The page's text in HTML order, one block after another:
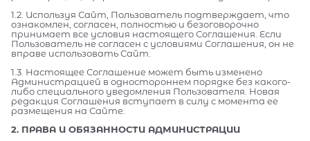
1.2. Используя Сайт, Пользователь подтверждает, что
ознакомлен, согласен, полностью и безоговорочно
принимает все условия настоящего Соглашения. Если
Пользователь не согласен с условиями Соглашения, он не
вправе использовать Сайт.
1.3. Настоящее Соглашение может быть изменено
Администрацией в одностороннем порядке без какого-
либо специального уведомления Пользователя. Новая
редакция Соглашения вступает в силу с момента ее
размещения на Сайте.
2. ПРАВА И ОБЯЗАННОСТИ АДМИНИСТРАЦИИ